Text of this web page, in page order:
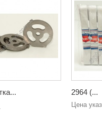
2964 (...
Цена